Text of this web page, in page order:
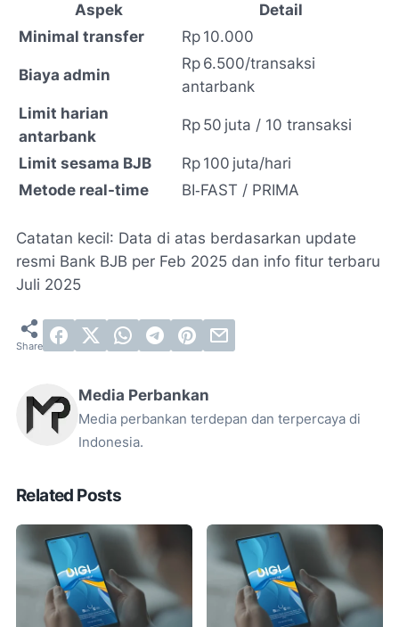
Aspek
Detail
Minimal transfer
Rp 10.000
Biaya admin
Rp 6.500/transaksi
antarbank
Limit harian
antarbank
Rp 50 juta / 10 transaksi
Limit sesama BJB
Rp 100 juta/hari
Metode real-time
BI‑FAST / PRIMA
Catatan kecil: Data di atas berdasarkan update
resmi Bank BJB per Feb 2025 dan info fitur terbaru
Juli 2025
Media Perbankan
Media perbankan terdepan dan terpercaya di
Indonesia.
Related Posts